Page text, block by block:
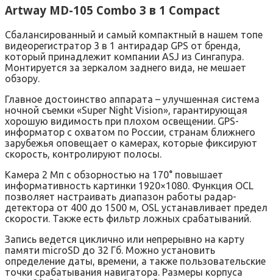
Artway MD-105 Combo 3 в 1 Compact
Сбалансированный и самый компактный в нашем топе
видеорегистратор 3 в 1 антирадар GPS от бренда,
который принадлежит компании ASJ из Сингапура.
Монтируется за зеркалом заднего вида, не мешает
обзору.
Главное достоинство аппарата – улучшенная система
ночной съемки «Super Night Vision», гарантирующая
хорошую видимость при плохом освещении. GPS-
информатор с охватом по России, странам ближнего
зарубежья оповещает о камерах, которые фиксируют
скорость, контролируют полосы.
Камера 2 Мп с обзорностью на 170° повышает
информативность картинки 1920×1080. Функция OCL
позволяет настраивать диапазон работы радар-
детектора от 400 до 1500 м, OSL устанавливает предел
скорости. Также есть фильтр ложных срабатываний.
Запись ведется циклично или непрерывно на карту
памяти microSD до 32 Гб. Можно установить
определение даты, времени, а также пользовательские
точки срабатывания навигатора. Размеры корпуса